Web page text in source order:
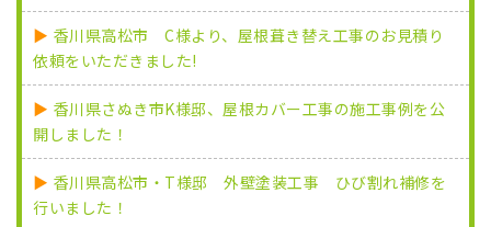
香川県高松市 C様より、屋根葺き替え工事のお見積り
依頼をいただきました!
香川県さぬき市K様邸、屋根カバー工事の施工事例を公
開しました！
香川県高松市・T様邸 外壁塗装工事 ひび割れ補修を
行いました！